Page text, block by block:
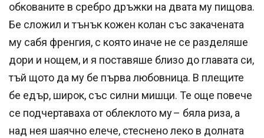
обкованите в сребро дръжки на двата му пищова.
Бе сложил и тънък кожен колан със закачената
му сабя френгия, с която иначе не се разделяше
дори и нощем, и я поставяше близо до главата си,
тъй щото да му бе първа любовница. В плещите
бе едър, широк, със силни мишци. Те още повече
се подчертаваха от облеклото му – бяла риза, а
над нея шаячно елече, стеснено леко в долната